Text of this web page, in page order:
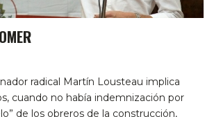
radical Martín Lousteau implica
cuando no había indemnización por
de los obreros de la construcción,